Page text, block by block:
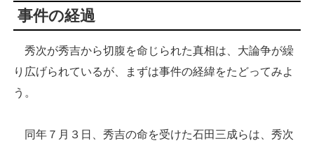
事件の経過
秀次が秀吉から切腹を命じられた真相は、大論争が繰
り広げられているが、まずは事件の経緯をたどってみよ
う。
同年７月３日、秀吉の命を受けた石田三成らは、秀次